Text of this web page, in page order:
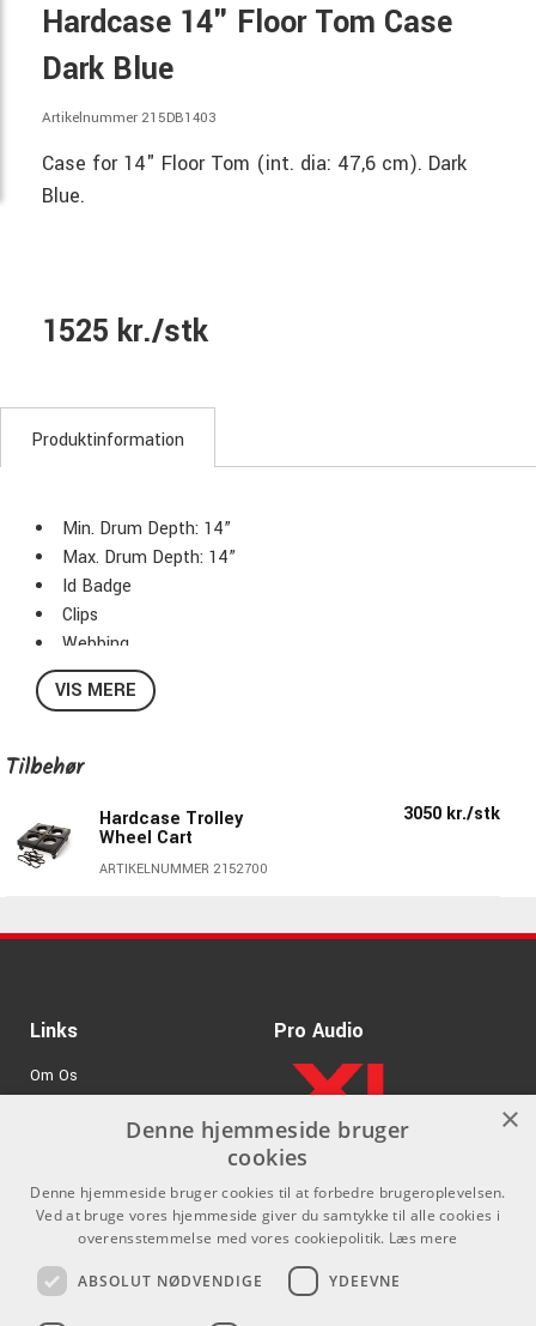
Hardcase 14" Floor Tom Case
Dark Blue
Artikelnummer 215DB1403
Case for 14" Floor Tom (int. dia: 47,6 cm). Dark
Blue.
1525 kr./stk
Produktinformation
Min. Drum Depth: 14”
Max. Drum Depth: 14”
Id Badge
Clips
Webbing
Belt Ends
Carry Handle
Foam Pads Protection
VIS MERE
Tilbehør
Hardcase Trolley
Wheel Cart
ARTIKELNUMMER 2152700
3050 kr./stk
Links
Om Os
GDPR & Cookies
Pro Audio
.
Kontakt
Som privatperson kan du ikke
Sociale medier
×
Denne hjemmeside bruger
cookies
Denne hjemmeside bruger cookies til at forbedre brugeroplevelsen.
Ved at bruge vores hjemmeside giver du samtykke til alle cookies i
overensstemmelse med vores cookiepolitik. Læs mere
ABSOLUT NØDVENDIGE YDEEVNE